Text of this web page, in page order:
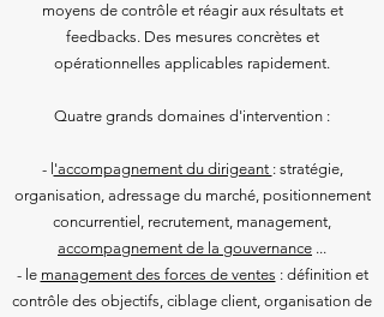
moyens de contrôle et réagir aux résultats et
feedbacks. Des mesures concrètes et
opérationnelles applicables rapidement.
Quatre grands domaines d'intervention :
- l 'accompagnement du dirigeant : stratégie,
organisation, adressage du marché, positionnement
concurrentiel, recrutement, management,
accompagnement de la gouvernance ...
- le management des forces de ventes : définition et
contrôle des objectifs, ciblage client, organisation de